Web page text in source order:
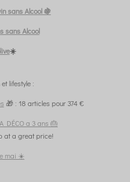
sans Alcool 🍇
sans Alcool
☀️
lifestyle :
🎁 : 18 articles pour 374 €
DÉCO a 3 ans 🎂
at a great price!
mai ☀️